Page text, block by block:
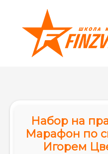
содержимому
Набор на
Марафон по
Игорем